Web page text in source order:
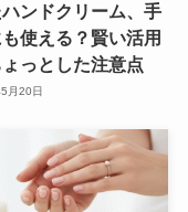
ンドクリーム、手
使える？賢い活用
っとした注意点
月20日